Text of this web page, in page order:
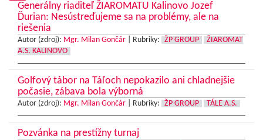
Generálny riaditeľ ŽIAROMATU Kalinovo Jozef
Ďurian: Nesústreďujeme sa na problémy, ale na
riešenia
Autor (zdroj): Mgr. Milan Gončár Rubriky: ŽP GROUP
ŽIAROMAT
A.S. KALINOVO
Golfový tábor na Táľoch nepokazilo ani chladnejšie
počasie, zábava bola výborná
Autor (zdroj): Mgr. Milan Gončár Rubriky: ŽP GROUP TÁLE A.S.
Pozvánka na prestížny turnaj